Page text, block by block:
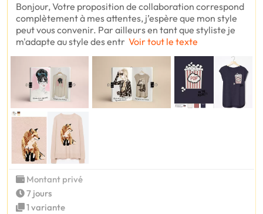
Bonjour, Votre proposition de collaboration correspond
complètement à mes attentes, j’espère que mon style
peut vous convenir. Par ailleurs en tant que styliste je
m'adapte au style des entr Voir tout le texte
Montant privé
7 jours
1 variante